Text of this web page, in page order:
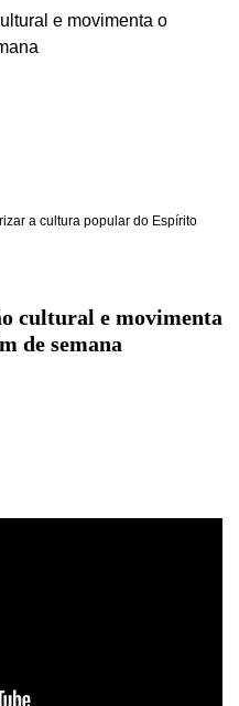
a cultura popular do Espírito
cultural e movimenta
de semana